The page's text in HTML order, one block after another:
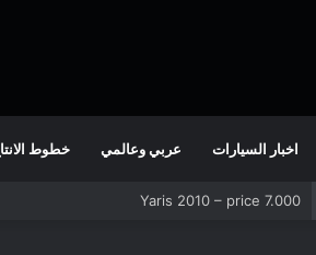
اخبار السيارات عربي وعالمي خطوط
Yaris 2010 – price 7.000